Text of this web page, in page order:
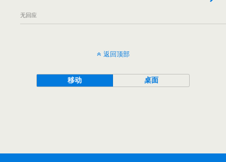
无回应
返回顶部
移动 桌面